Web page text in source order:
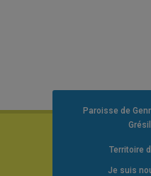
Paroisse de
Territoire
Je suis